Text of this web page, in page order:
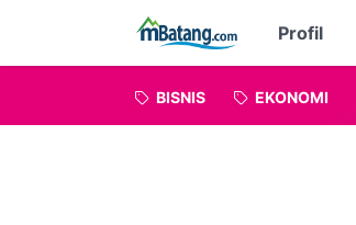
Profil
BISNIS EKONOMI